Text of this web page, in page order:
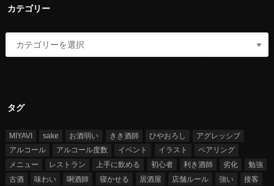
カテゴリー
タグ
MIYAVI sake お酒弱い きき酒師 ひやおろし
アグレッシブ
アルコール
アルコール度数 イベント イラスト
ペアリング
メニュー
レストラン 上手に飲める 初心者 利き酒師 劣化
勉強
古酒
味わい 唎酒師 寝かせる 居酒屋 店舗ルール 強い 接客